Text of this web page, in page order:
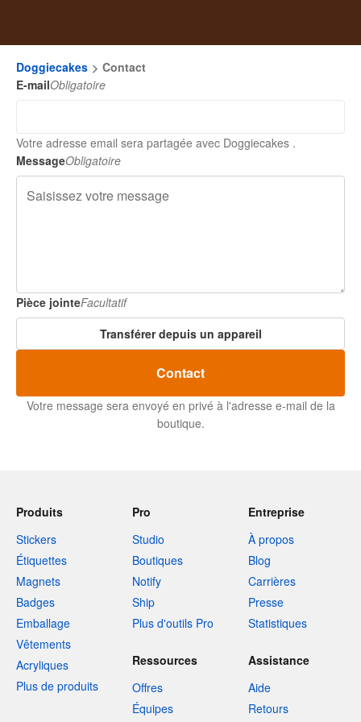
Doggiecakes
Contact
E-mailObligatoire
Votre adresse email sera partagée avec Doggiecakes .
MessageObligatoire
Pièce jointeFacultatif
Transférer depuis un appareil
Contact
Votre message sera envoyé en privé à l'adresse e-mail de la
boutique.
Produits
Stickers
Étiquettes
Magnets
Badges
Emballage
Vêtements
Acryliques
Plus de produits
Pro
Studio
Boutiques
Notify
Ship
Plus d'outils Pro
Entreprise
À propos
Blog
Carrières
Presse
Statistiques
Ressources
Offres
Équipes
Assistance
Aide
Retours